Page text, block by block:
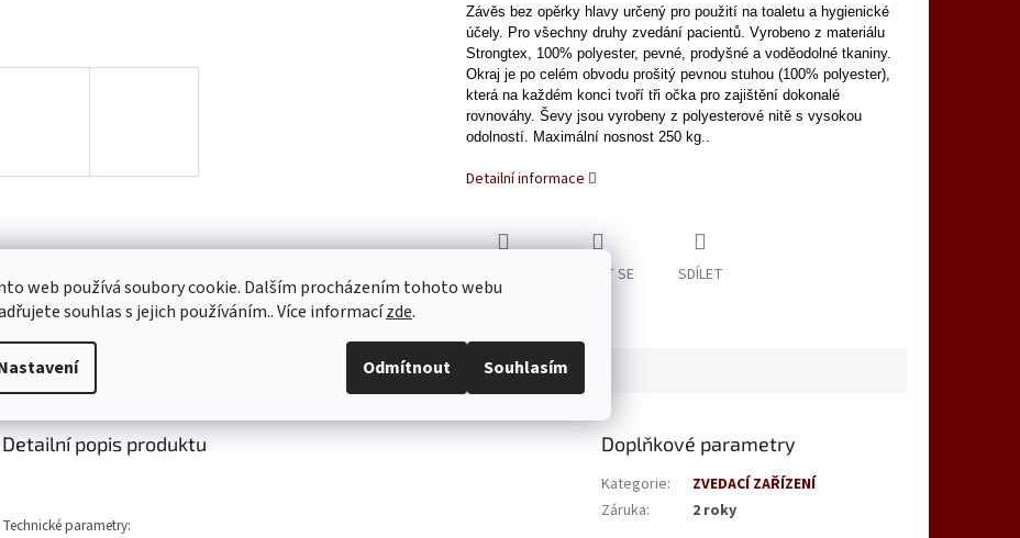
web používá soubory cookie. Dalším procházením tohoto webu
souhlas s jejich používáním.. Více informacízde.
Odmítnout Souhlasím
Závěs bez opěrky hlavy určený pro použití na toaletu a hygienické
účely. Pro všechny druhy zvedání pacientů. Vyrobeno z materiálu
Strongtex, 100% polyester, pevné, prodyšné a voděodolné tkaniny.
Okraj je po celém obvodu prošitý pevnou stuhou (100% polyester),
která na každém konci tvoří tři očka pro zajištění dokonalé
rovnováhy. Ševy jsou vyrobeny z polyesterové nitě s vysokou
odolností. Maximální nosnost 250 kg..
Detailní informace
ZEPTAT SE SDÍLET
Popis
Detailní popis produktu
Technické parametry:
Doplňkové parametry
Kategorie:
ZVEDACÍ ZAŘÍZENÍ
Záruka: 2 roky